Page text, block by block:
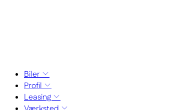
Biler
Profil
Leasing